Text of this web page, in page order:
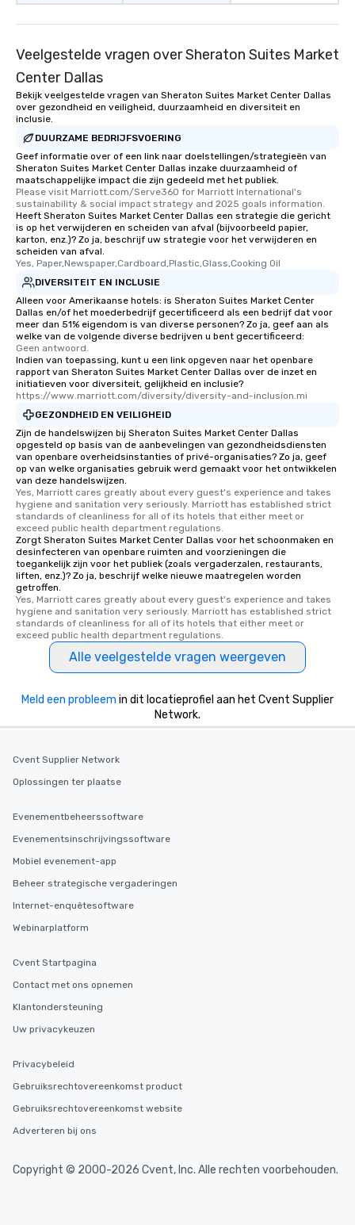
Veelgestelde vragen over Sheraton Suites Market
Center Dallas
Bekijk veelgestelde vragen van Sheraton Suites Market Center Dallas
over gezondheid en veiligheid, duurzaamheid en diversiteit en
inclusie.
DUURZAME BEDRIJFSVOERING
Geef informatie over of een link naar doelstellingen/strategieën van
Sheraton Suites Market Center Dallas inzake duurzaamheid of
maatschappelijke impact die zijn gedeeld met het publiek.
Please visit Marriott.com/Serve360 for Marriott International's
sustainability & social impact strategy and 2025 goals information.
Heeft Sheraton Suites Market Center Dallas een strategie die gericht
is op het verwijderen en scheiden van afval (bijvoorbeeld papier,
karton, enz.)? Zo ja, beschrijf uw strategie voor het verwijderen en
scheiden van afval.
Yes, Paper,Newspaper,Cardboard,Plastic,Glass,Cooking Oil
DIVERSITEIT EN INCLUSIE
Alleen voor Amerikaanse hotels: is Sheraton Suites Market Center
Dallas en/of het moederbedrijf gecertificeerd als een bedrijf dat voor
meer dan 51% eigendom is van diverse personen? Zo ja, geef aan als
welke van de volgende diverse bedrijven u bent gecertificeerd:
Geen antwoord.
Indien van toepassing, kunt u een link opgeven naar het openbare
rapport van Sheraton Suites Market Center Dallas over de inzet en
initiatieven voor diversiteit, gelijkheid en inclusie?
https://www.marriott.com/diversity/diversity-and-inclusion.mi
GEZONDHEID EN VEILIGHEID
Zijn de handelswijzen bij Sheraton Suites Market Center Dallas
opgesteld op basis van de aanbevelingen van gezondheidsdiensten
van openbare overheidsinstanties of privé-organisaties? Zo ja, geef
op van welke organisaties gebruik werd gemaakt voor het ontwikkelen
van deze handelswijzen.
Yes, Marriott cares greatly about every guest's experience and takes
hygiene and sanitation very seriously. Marriott has established strict
standards of cleanliness for all of its hotels that either meet or
exceed public health department regulations.
Zorgt Sheraton Suites Market Center Dallas voor het schoonmaken en
desinfecteren van openbare ruimten and voorzieningen die
toegankelijk zijn voor het publiek (zoals vergaderzalen, restaurants,
liften, enz.)? Zo ja, beschrijf welke nieuwe maatregelen worden
getroffen.
Yes, Marriott cares greatly about every guest's experience and takes
hygiene and sanitation very seriously. Marriott has established strict
standards of cleanliness for all of its hotels that either meet or
exceed public health department regulations.
Alle veelgestelde vragen weergeven
Meld een probleem in dit locatieprofiel aan het Cvent Supplier
Network.
Cvent Supplier Network
Oplossingen ter plaatse
Evenementbeheerssoftware
Evenementsinschrijvingssoftware
Mobiel evenement-app
Beheer strategische vergaderingen
Internet-enquêtesoftware
Webinarplatform
Cvent Startpagina
Contact met ons opnemen
Klantondersteuning
Uw privacykeuzen
Privacybeleid
Gebruiksrechtovereenkomst product
Gebruiksrechtovereenkomst website
Adverteren bij ons
Copyright © 2000-2026 Cvent, Inc. Alle rechten voorbehouden.